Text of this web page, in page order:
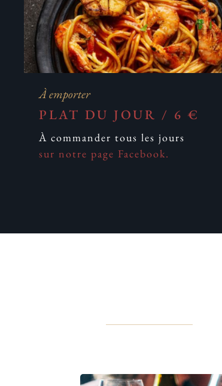
À emporter
PLAT DU JOUR / 6 €
À commander tous les jours
sur notre page Facebook.